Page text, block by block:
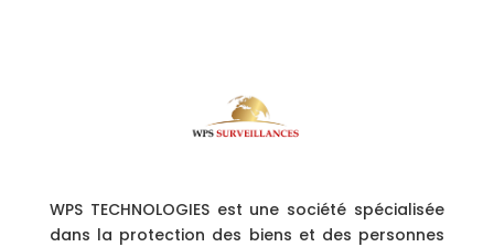
WPS TECHNOLOGIES est une société spécialisée
dans la protection des biens et des personnes